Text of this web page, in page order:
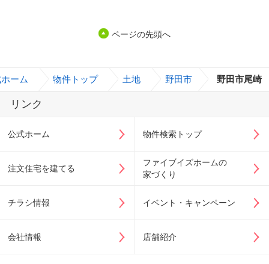
ページの先頭へ
ーム 物件トップ 土地 野田市 野田市尾崎
リンク
公式ホーム 物件検索トップ
注文住宅を建てる
ファイブイズホームの
家づくり
チラシ情報 イベント・キャンペーン
会社情報 店舗紹介